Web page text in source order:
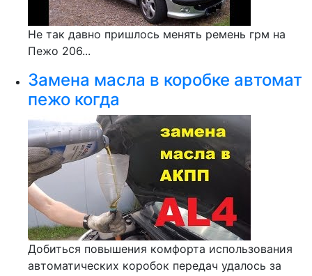
Не так давно пришлось менять ремень грм на
Пежо 206...
Замена масла в коробке автомат
пежо когда
Добиться повышения комфорта использования
автоматических коробок передач удалось за